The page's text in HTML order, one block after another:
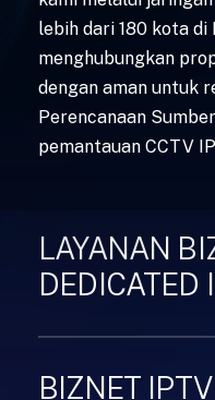
lebih dari 180 kota di
menghubungkan
dengan aman untuk
Perencanaan
pemantauan CCTV
LAYANAN
DEDICATED
menawarkan akses
BIZNET IPTV